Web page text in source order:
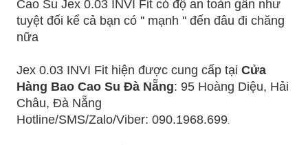
Cao Su Jex 0.03 INVI Fit có độ an toàn gần như
tuyệt đối kể cả bạn có '' mạnh '' đến đâu đi chăng
nữa
Jex 0.03 INVI Fit hiện được cung cấp tại Cửa
Hàng Bao Cao Su Đà Nẵng: 95 Hoàng Diệu, Hải
Châu, Đà Nẵng
Hotline/SMS/Zalo/Viber: 090.1968.699.